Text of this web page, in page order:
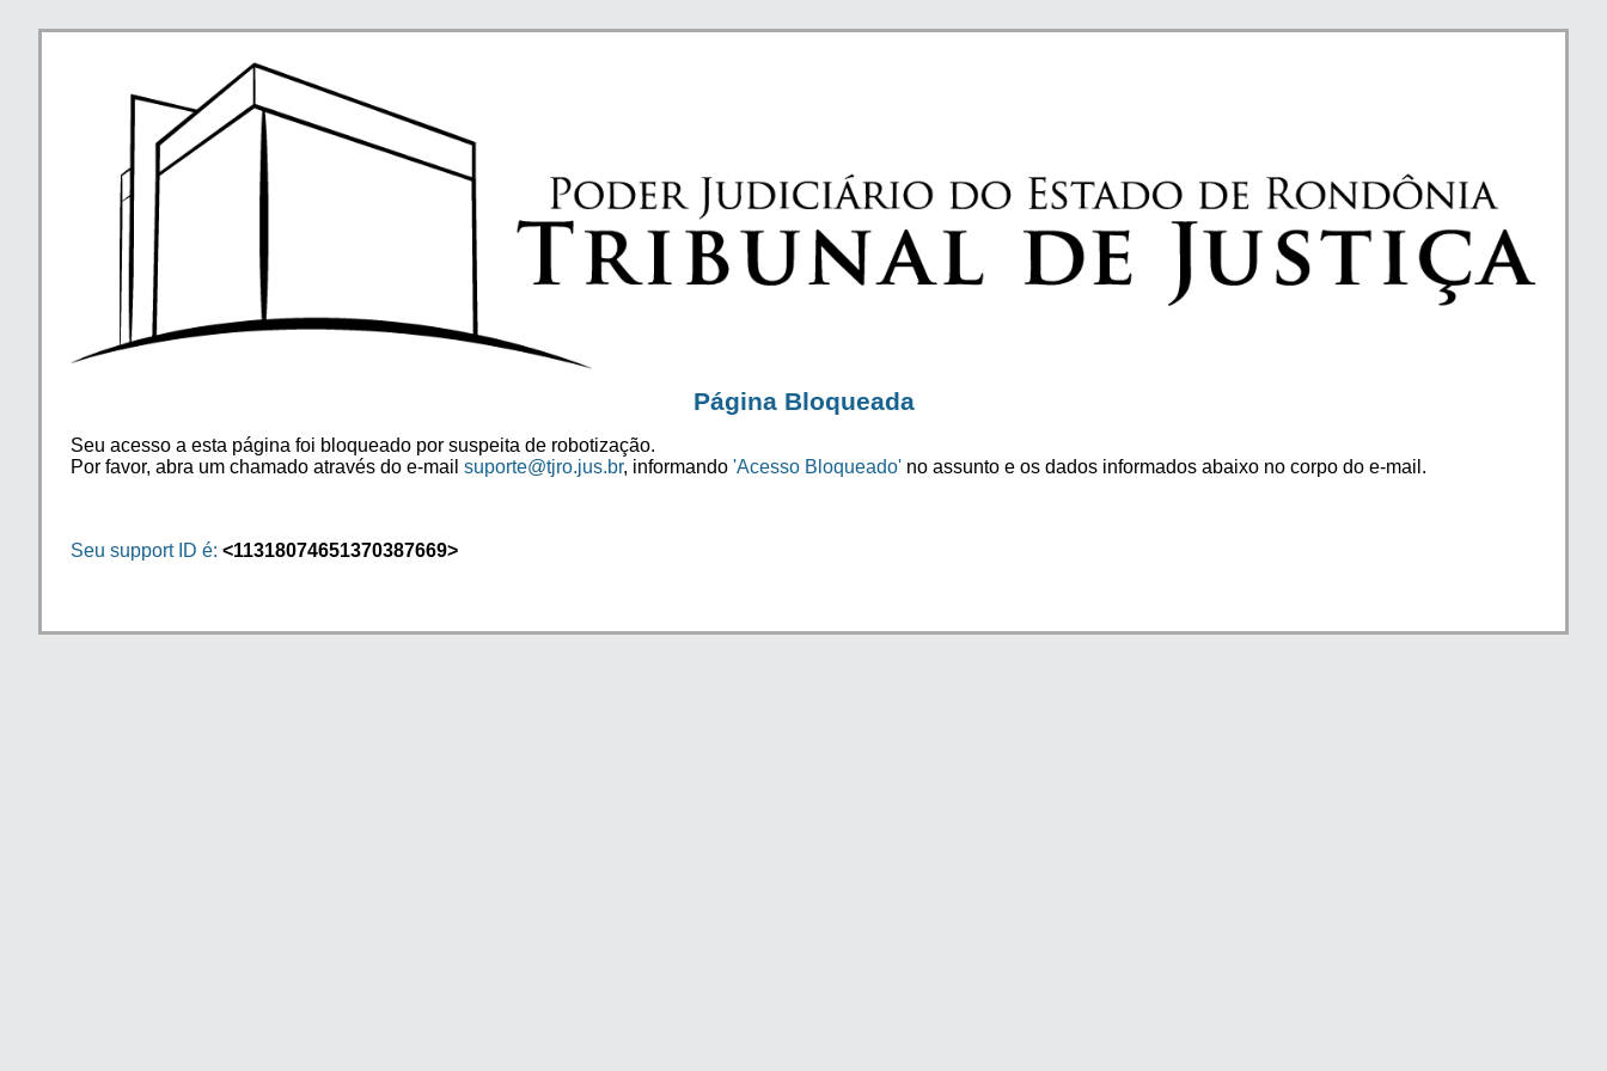
Página Bloqueada
Seu acesso a esta página foi bloqueado por suspeita de robotização.
Por favor, abra um chamado através do e-mail suporte@tjro.jus.br, informando 'Acesso Bloqueado' no assunto e os dados informados abaixo no corpo do e-mail.
Seu support ID é: <11318074651370387669>